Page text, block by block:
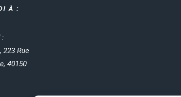
À :
:
223 Rue
40150